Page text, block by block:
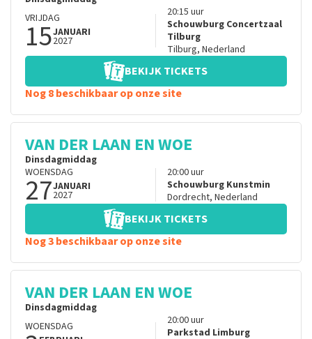
VRIJDAG
15JANUARI
2027
20:15 uur
Schouwburg Concertzaal
Tilburg
Tilburg, Nederland
BEKIJK TICKETS
Nog 8 beschikbaar op onze site
VAN DER LAAN EN WOE
Dinsdagmiddag
WOENSDAG
27JANUARI
2027
20:00uur
Schouwburg Kunstmin
Dordrecht, Nederland
BEKIJK TICKETS
Nog 3 beschikbaar op onze site
VAN DER LAAN EN WOE
Dinsdagmiddag
WOENSDAG
20:00uur
Parkstad Limburg